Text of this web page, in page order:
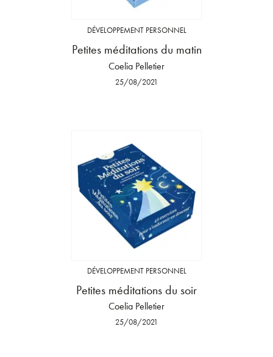
DÉVELOPPEMENT PERSONNEL
Petites méditations du matin
Coelia Pelletier
25/08/2021
DÉVELOPPEMENT PERSONNEL
Petites méditations du soir
Coelia Pelletier
25/08/2021